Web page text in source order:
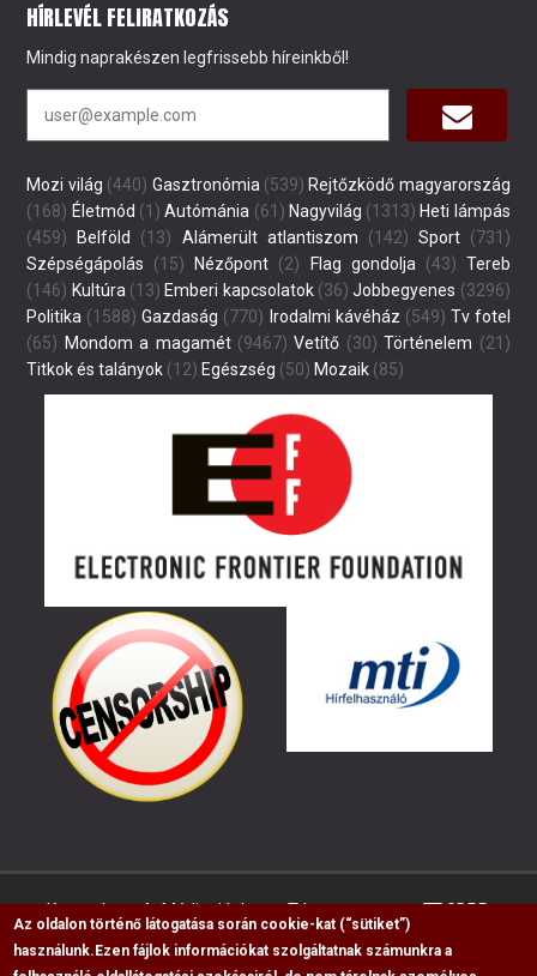
HÍRLEVÉL FELIRATKOZÁS
Mindig naprakészen legfrissebb híreinkből!
Mozi világ (440) Gasztronómia(539) Rejtőzködő magyarország
(168) Életmód (1) Autómánia (61) Nagyvilág (1313) Heti lámpás
(459)
Belföld (13) Alámerült atlantiszom (142) Sport(731)
Szépségápolás (15) Nézőpont (2) Flag gondolja(43) Tereb
(146) Kultúra(13) Emberi kapcsolatok(36) Jobbegyenes (3296)
Politika (1588) Gazdaság (770) Irodalmi kávéház (549) Tv fotel
(65) Mondom a magamét(9467) Vetítő (30) Történelem (21)
Titkok és talányok (12) Egészség (50) Mozaik (85)
Kapcsolat Médiaajánlat Impresszum GDPR
Az oldalon történő látogatása során cookie-kat (“sütiket”)
használunk. Ezen fájlok információkat szolgáltatnak számunkra a